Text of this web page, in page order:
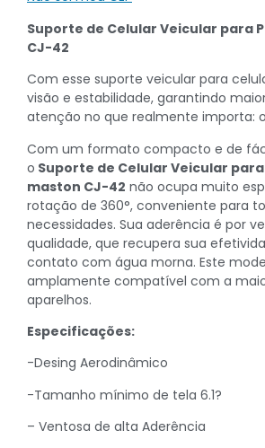
Suporte de Celular Veicular para
CJ-42
Com esse suporte veicular para
visão e estabilidade, garantindo
atenção no que realmente importa:
Com um formato compacto e de
o Suporte de Celular Veicular para
maston CJ-42 não ocupa muito
rotação de 360°, conveniente para
necessidades. Sua aderência é por
qualidade, que recupera sua
contato com água morna. Este
amplamente compatível com a
aparelhos.
Especificações:
-Desing Aerodinâmico
-Tamanho mínimo de tela 6.1?
– Ventosa de alta Aderência